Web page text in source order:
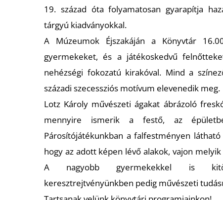
19. század óta folyamatosan gyarapítja
tárgyú kiadványokkal.
A Múzeumok Éjszakáján a Könyvtár
gyermekeket, és a játékoskedvű
nehézségi fokozatú kirakóval. Mind a
századi szecessziós motívum elevenedik meg.
Lotz Károly művészeti ágakat ábrázoló
mennyire ismerik a festő, az
Párosítójátékunkban a falfestményen
hogy az adott képen lévő alakok, vajon
A nagyobb gyermekekkel is
keresztrejtvényünkben pedig művészeti